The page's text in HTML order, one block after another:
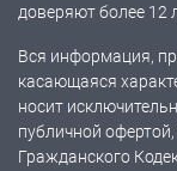
доверяют более 12
Вся информация,
касающаяся
носит
публичной
Гражданского